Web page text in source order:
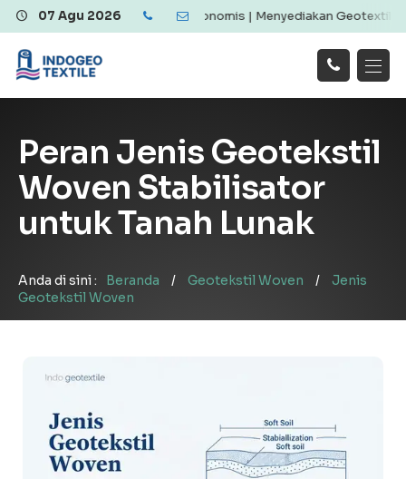
07 Agu 2026
Berkualitas dan Ekonomis | Menyediakan Geotextile Woven
Tentang Kami
Galeri
Layanan
Hubungi
!
Peran Jenis Geotekstil
Woven Stabilisator
untuk Tanah Lunak
Anda di sini : Beranda / Geotekstil Woven /
Jenis
Geotekstil Woven